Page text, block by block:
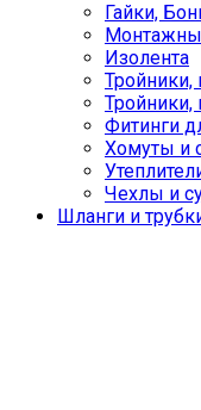
Гайки,
Изолента
Тройники,
Тройники,
Фитинги
Хомуты и
Чехлы и
Шланги и